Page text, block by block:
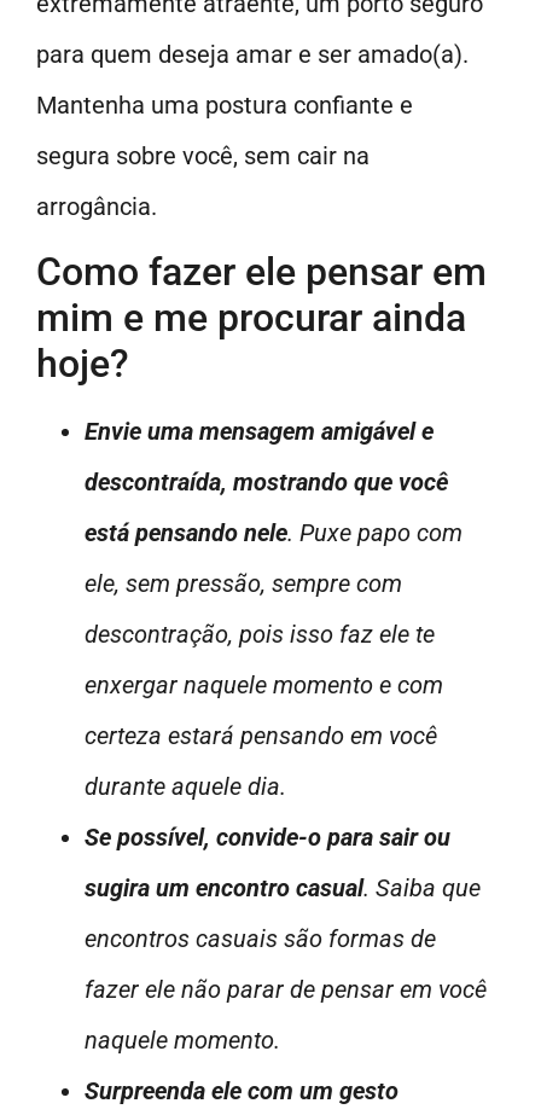
para quem deseja amar e ser amado(a).
Mantenha uma postura confiante e
segura sobre você, sem cair na
arrogância.
Como fazer ele pensar em
mim e me procurar ainda
hoje?
Envie uma mensagem amigável e
descontraída, mostrando que você
está pensando nele. Puxe papo com
ele, sem pressão, sempre com
descontração, pois isso faz ele te
enxergar naquele momento e com
certeza estará pensando em você
durante aquele dia.
Se possível, convide-o para sair ou
sugira um encontro casual. Saiba que
encontros casuais são formas de
fazer ele não parar de pensar em você
naquele momento.
Surpreenda ele com um gesto